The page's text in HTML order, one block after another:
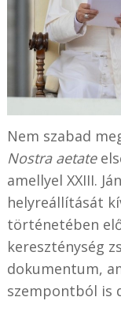
Nem szabad
Nostra aetate
amellyel XXIII.
helyreállítását
történetében
kereszténység
dokumentum,
szempontból is